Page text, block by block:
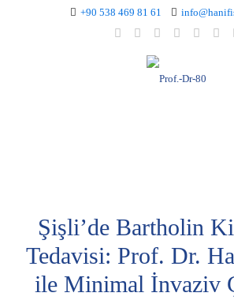
+90 538 469 81 61
Şişli’de Bartholin
Tedavisi: Prof. Dr.
ile Minimal İnvaziv